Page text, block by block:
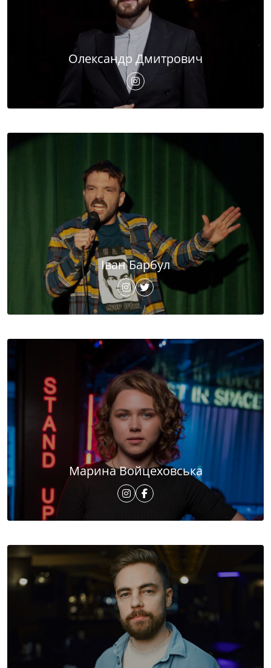
Олександр Дмитрович
Іван Барбул
Марина Войцеховська